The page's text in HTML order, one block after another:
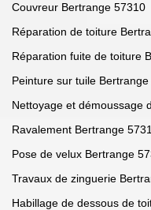
Couvreur Bertrange 57310
Réparation de toiture
Réparation fuite de toiture
Peinture sur tuile
Nettoyage et démoussage
Ravalement Bertrange
Pose de velux Bertrange
Travaux de zinguerie
Habillage de dessous de